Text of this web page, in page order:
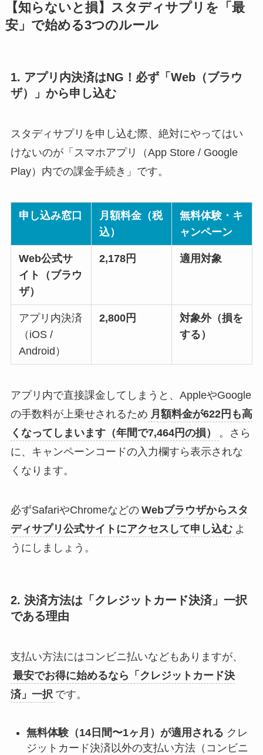
【知らないと損】スタディサプリを「最
安」で始める3つのルール
1. アプリ内決済はNG！必ず「Web（ブラウ
ザ）」から申し込む
スタディサプリを申し込む際、絶対にやってはい
けないのが「スマホアプリ（App Store / Google
Play）内での課金手続き」です。
申し込み窓口
月額料金（税
込）
無料体験・キ
ャンペーン
Web公式サ
イト（ブラウ
ザ）
2,178円 適用対象
アプリ内決済
（iOS /
Android）
2,800円
対象外（損を
する）
アプリ内で直接課金してしまうと、AppleやGoogle
の手数料が上乗せされるため 月額料金が622円も高
くなってしまいます（年間で7,464円の損）
。さら
に、キャンペーンコードの入力欄すら表示されな
くなります。
必ずSafariやChromeなどの Webブラウザからスタ
ディサプリ公式サイトにアクセスして申し込む よ
うにしましょう。
2. 決済方法は「クレジットカード決済」一択
である理由
支払い方法にはコンビニ払いなどもありますが、
最安でお得に始めるなら「クレジットカード決
済」一択 です。
無料体験（14日間〜1ヶ月）が適用される クレ
ジットカード決済以外の支払い方法（コンビニ